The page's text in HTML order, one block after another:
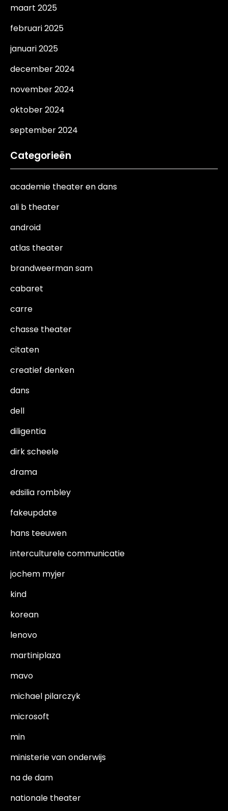
maart 2025
februari 2025
januari 2025
december 2024
november 2024
oktober 2024
september 2024
Categorieën
academie theater en dans
ali b theater
android
atlas theater
brandweerman sam
cabaret
carre
chasse theater
citaten
creatief denken
dans
dell
diligentia
dirk scheele
drama
edsilia rombley
fakeupdate
hans teeuwen
interculturele communicatie
jochem myjer
kind
korean
lenovo
martiniplaza
mavo
michael pilarczyk
microsoft
min
ministerie van onderwijs
na de dam
nationale theater